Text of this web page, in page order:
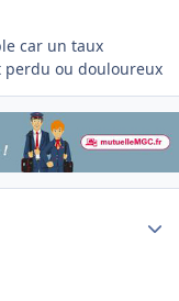
car un taux
ou douloureux